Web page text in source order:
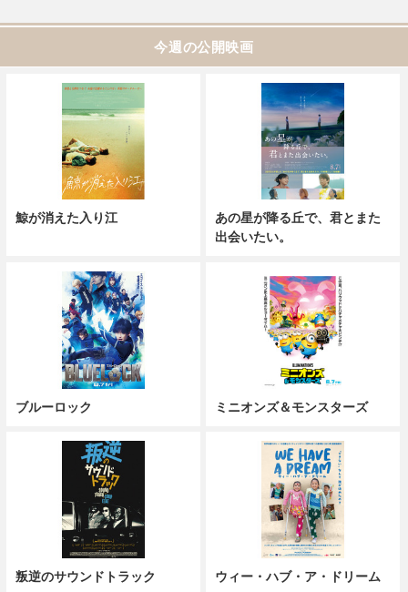
今週の公開映画
鯨が消えた入り江
あの星が降る丘で、君とまた
出会いたい。
ブルーロック ミニオンズ＆モンスターズ
叛逆のサウンドトラック ウィー・ハブ・ア・ドリーム